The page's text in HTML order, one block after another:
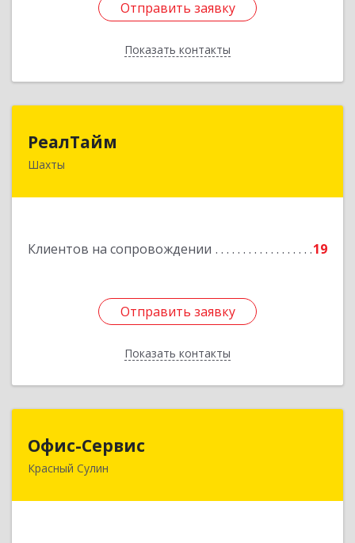
Отправить заявку
Показать контакты
Отправить заявку
Назад
РеалТайм
Шахты
Клиентов на сопровождении 19
Отправить заявку
Показать контакты
Отправить заявку
Назад
Офис-Сервис
Красный Сулин
346350, Ростовская обл, р-н Красносулинский,